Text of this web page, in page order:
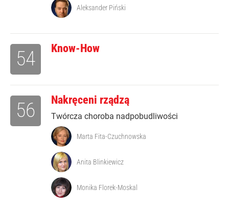
Aleksander Piński
Know-How
54
Nakręceni rządzą
Twórcza choroba nadpobudliwości
56
Marta Fita-Czuchnowska
Anita Blinkiewicz
Monika Florek-Moskal